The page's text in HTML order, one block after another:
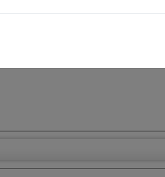
or enterprise ID. When a